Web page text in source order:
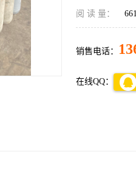
阅 读 量： 661
销售电话：
在线QQ：